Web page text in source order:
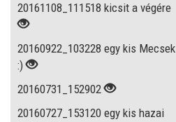
20161108_111518 kicsit a végére
20160922_103228 egy kis Mecsek
:)
20160731_152902
20160727_153120 egy kis hazai